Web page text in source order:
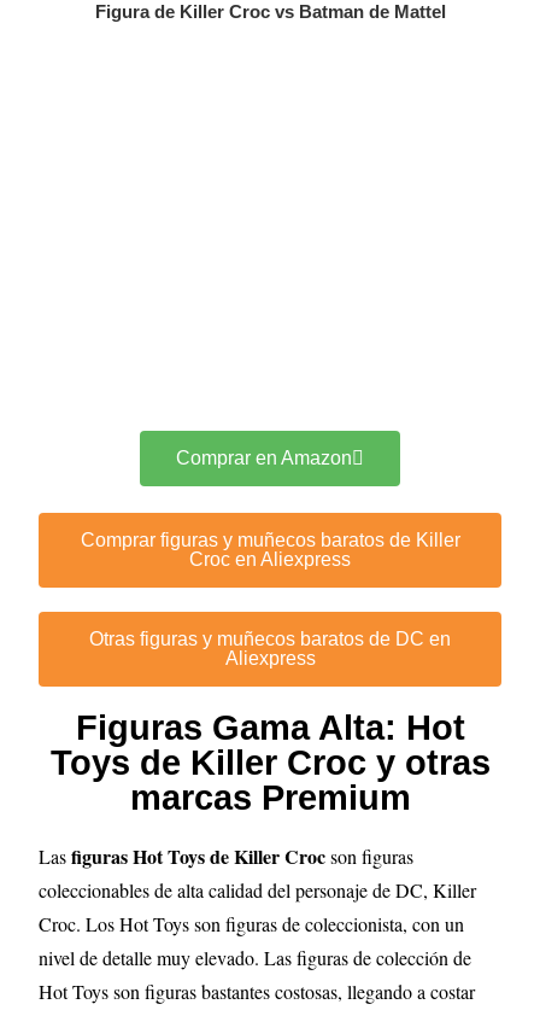
Figura de Killer Croc vs Batman de Mattel
Comprar en Amazon
Comprar figuras y muñecos baratos de Killer
Croc en Aliexpress
Otras figuras y muñecos baratos de DC en
Aliexpress
Figuras Gama Alta: Hot
Toys de Killer Croc y otras
marcas Premium
Lasfiguras Hot Toys de Killer Crocson figuras
coleccionables de alta calidad del personaje de DC, Killer
Croc. Los Hot Toys son figuras de coleccionista, con un
nivel de detalle muy elevado. Las figuras de colección de
Hot Toys son figuras bastantes costosas, llegando a costar